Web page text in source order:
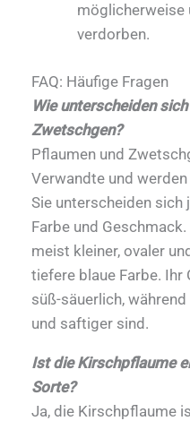
möglicherweise
verdorben.
FAQ: Häufige Fragen
Wie unterscheiden
Zwetschgen?
Pflaumen und
Verwandte und
Sie unterscheiden sich
Farbe und
meist kleiner, ovaler
tiefere blaue Farbe. Ihr
süß-säuerlich,
und saftiger sind.
Ist die Kirschpflaume
Sorte?
Ja, die Kirschpflaume